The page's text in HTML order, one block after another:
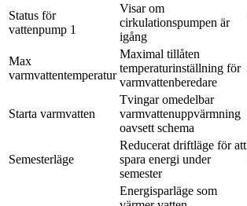
Status för
vattenpump 1
Visar om
cirkulationspumpen är
igång
Max
varmvattentemperatur
Maximal tillåten
temperaturinställning för
varmvattenberedare
Starta varmvatten
Tvingar omedelbar
varmvattenuppvärmning
oavsett schema
Semesterläge
Reducerat driftläge för att
spara energi under
semester
Energisparläge som